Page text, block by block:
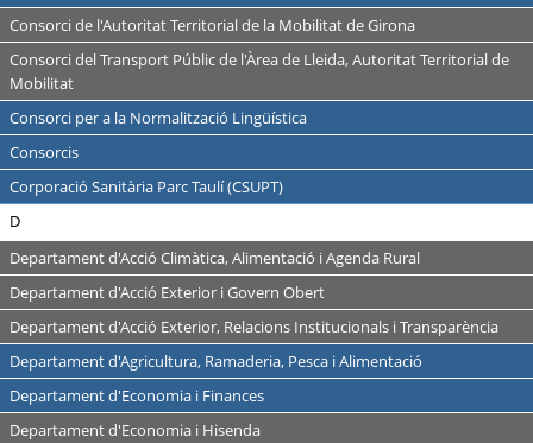
Consorci de l'Autoritat Territorial de la Mobilitat de Girona
Consorci del Transport Públic de l'Àrea de Lleida, Autoritat Territorial de
Mobilitat
Consorci per a la Normalització Lingüística
Consorcis
Corporació Sanitària Parc Taulí (CSUPT)
D
Departament d'Acció Climàtica, Alimentació i Agenda Rural
Departament d'Acció Exterior i Govern Obert
Departament d'Acció Exterior, Relacions Institucionals i Transparència
Departament d'Agricultura, Ramaderia, Pesca i Alimentació
Departament d'Economia i Finances
Departament d'Economia i Hisenda